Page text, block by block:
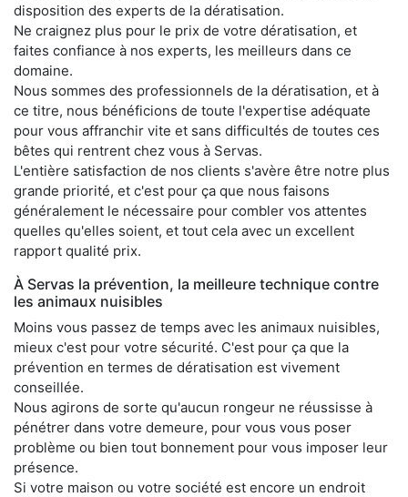
disposition des experts de la dératisation.
Ne craignez plus pour le prix de votre dératisation, et
faites confiance à nos experts, les meilleurs dans ce
domaine.
Nous sommes des professionnels de la dératisation, et à
ce titre, nous bénéficions de toute l'expertise adéquate
pour vous affranchir vite et sans difficultés de toutes ces
bêtes qui rentrent chez vous à Servas.
L'entière satisfaction de nos clients s'avère être notre plus
grande priorité, et c'est pour ça que nous faisons
généralement le nécessaire pour combler vos attentes
quelles qu'elles soient, et tout cela avec un excellent
rapport qualité prix.
À Servas la prévention, la meilleure technique contre
les animaux nuisibles
Moins vous passez de temps avec les animaux nuisibles,
mieux c'est pour votre sécurité. C'est pour ça que la
prévention en termes de dératisation est vivement
conseillée.
Nous agirons de sorte qu'aucun rongeur ne réussisse à
pénétrer dans votre demeure, pour vous vous poser
problème ou bien tout bonnement pour vous imposer leur
présence.
Si votre maison ou votre société est encore un endroit